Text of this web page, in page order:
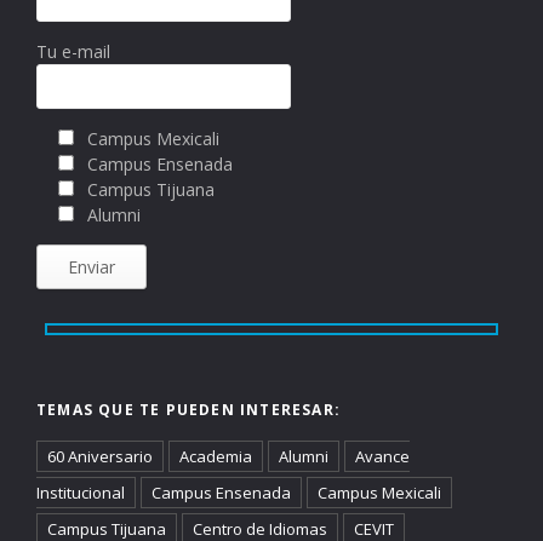
Tu e-mail
Campus Mexicali
Campus Ensenada
Campus Tijuana
Alumni
TEMAS QUE TE PUEDEN INTERESAR:
60 Aniversario Academia Alumni
Avance
Institucional
Campus Ensenada
Campus Mexicali
Campus Tijuana
Centro de Idiomas
CEVIT